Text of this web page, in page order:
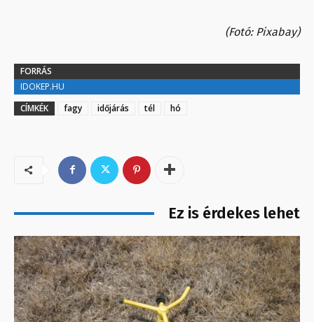
(Fotó: Pixabay)
FORRÁS
IDOKEP.HU
CÍMKÉK
fagy időjárás tél hó
Ez is érdekes lehet